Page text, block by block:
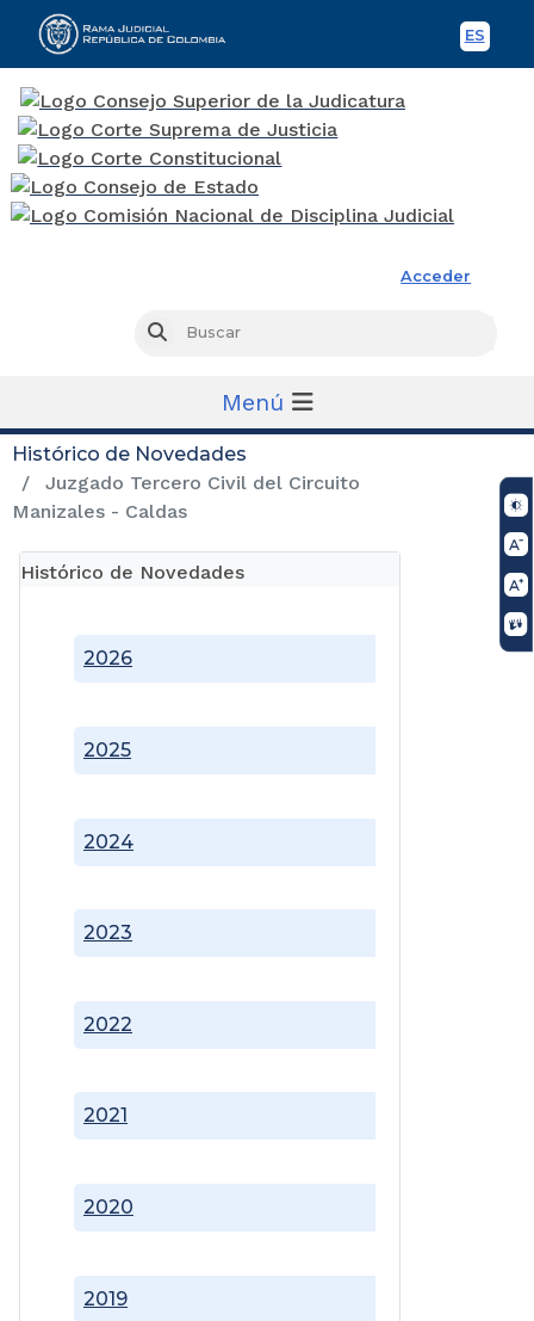
ES
Acceder
Buscar
Menú
Histórico de Novedades
Juzgado Tercero Civil del Circuito
Manizales - Caldas
Histórico de Novedades
2019
2020
2021
2022
2023
2024
2025
2026